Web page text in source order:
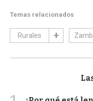
Temas relacionados
Rurales